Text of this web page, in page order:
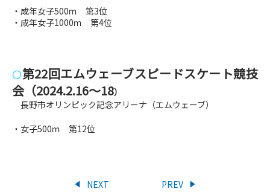
・成年女子500ｍ 第3位
・成年女子1000ｍ 第4位
〇第22回エムウェーブスピードスケート競技
会（2024.2.16～18）
長野市オリンピック記念アリーナ（エムウェーブ）
・女子500ｍ 第12位
PREV
NEXT